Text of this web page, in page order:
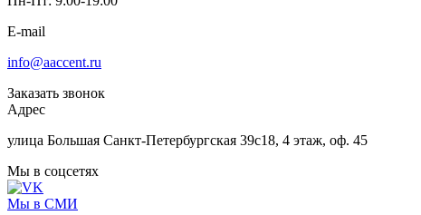
E-mail
info@aaccent.ru
Заказать звонок
Адрес
улица Большая Санкт-Петербургская 39с18, 4 этаж, оф. 45
Мы в соцсетях
Мы в СМИ